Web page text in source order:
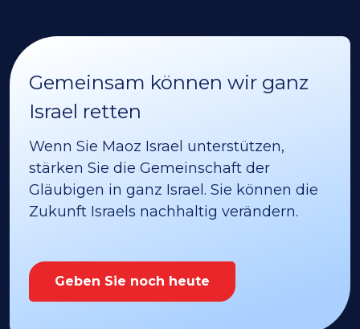
Gemeinsam können wir ganz
Israel retten
Wenn Sie Maoz Israel unterstützen,
stärken Sie die Gemeinschaft der
Gläubigen in ganz Israel. Sie können die
Zukunft Israels nachhaltig verändern.
Geben Sie noch heute